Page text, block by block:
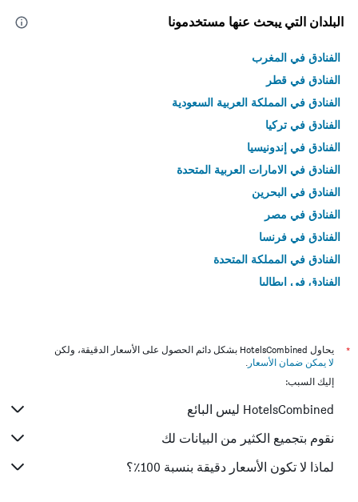
البلدان التي يبحث عنها مستخدمونا
الفنادق في المغرب
الفنادق في قطر
الفنادق في المملكة العربية السعودية
الفنادق في تركيا
الفنادق في إندونيسيا
الفنادق في الامارات العربية المتحدة
الفنادق في البحرين
الفنادق في مصر
الفنادق في فرنسا
الفنادق في المملكة المتحدة
الفنادق في إيطاليا
*
يحاول HotelsCombined بشكل دائم الحصول على الأسعار الدقيقة، ولكن
لا يمكن ضمان الأسعار .
إليك السبب:
HotelsCombined ليس البائع
نقوم بتجميع الكثير من البيانات لك
لماذا لا تكون الأسعار دقيقة بنسبة 100٪؟